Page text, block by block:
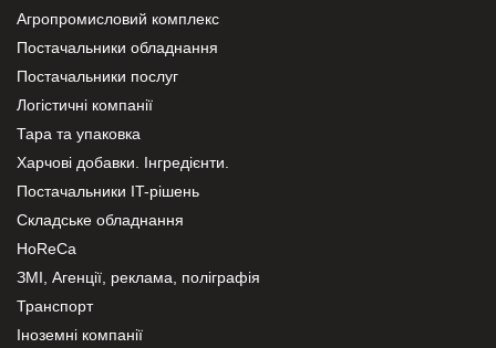
Агропромисловий комплекс
Постачальники обладнання
Постачальники послуг
Логістичні компанії
Тара та упаковка
Харчові добавки. Інгредієнти.
Постачальники IT-рішень
Складське обладнання
HoReCa
ЗМІ, Агенції, реклама, поліграфія
Транспорт
Іноземні компанії